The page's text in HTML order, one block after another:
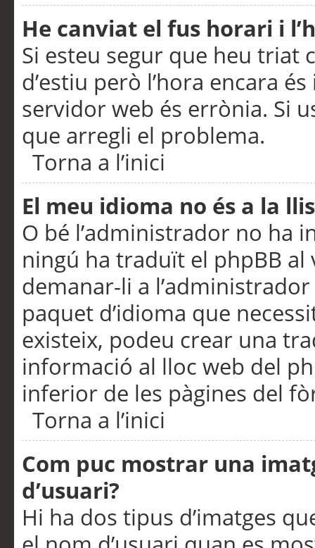
He canviat el fus horari i
Si esteu segur que heu triat
d’estiu però l’hora encara
servidor web és errònia. Si
que arregli el problema.
Torna a l’inici
El meu idioma no és a la
O bé l’administrador no ha
ningú ha traduït el phpBB
demanar-li a
paquet d’idioma que
existeix, podeu crear una
informació al lloc web del
inferior de les pàgines del
Torna a l’inici
Com puc mostrar una
d’usuari?
Hi ha dos tipus d’imatges